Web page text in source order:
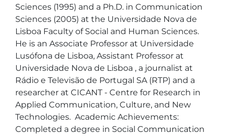
Sciences (1995) and a Ph.D. in Communication
Sciences (2005) at the Universidade Nova de
Lisboa Faculty of Social and Human Sciences.
He is an Associate Professor at Universidade
Lusófona de Lisboa, Assistant Professor at
Universidade Nova de Lisboa , a journalist at
Rádio e Televisão de Portugal SA (RTP) and a
researcher at CICANT - Centre for Research in
Applied Communication, Culture, and New
Technologies.  Academic Achievements:
Completed a degree in Social Communication